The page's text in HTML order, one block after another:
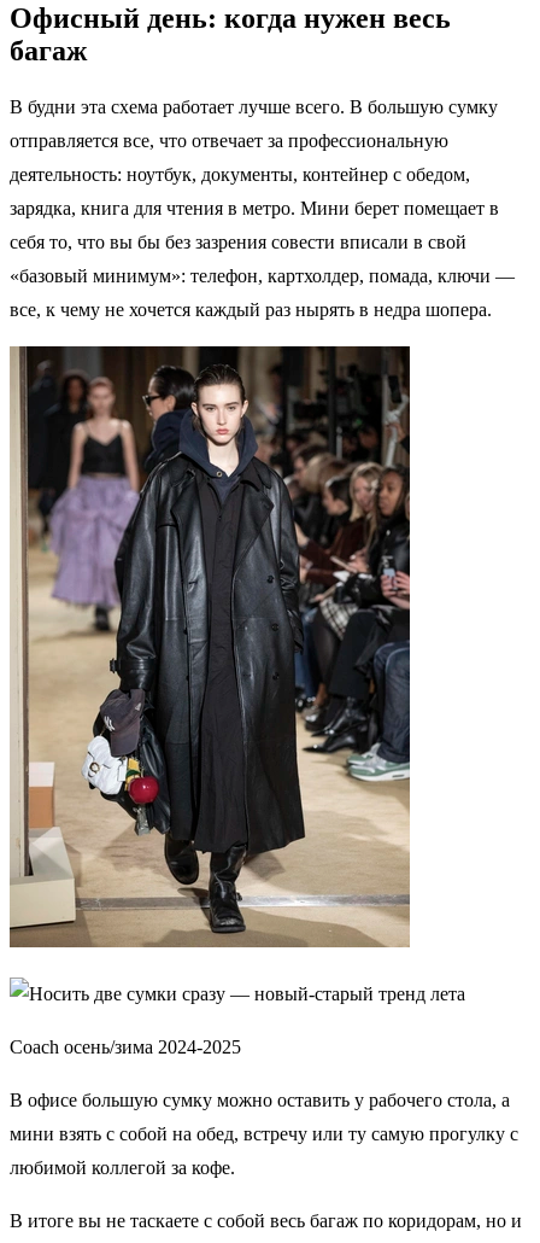
Офисный день: когда нужен весь
багаж
В будни эта схема работает лучше всего. В большую сумку
отправляется все, что отвечает за профессиональную
деятельность: ноутбук, документы, контейнер с обедом,
зарядка, книга для чтения в метро. Мини берет помещает в
себя то, что вы бы без зазрения совести вписали в свой
«базовый минимум»: телефон, картхолдер, помада, ключи —
все, к чему не хочется каждый раз нырять в недра шопера.
Coach осень/зима 2024-2025
В офисе большую сумку можно оставить у рабочего стола, а
мини взять с собой на обед, встречу или ту самую прогулку с
любимой коллегой за кофе.
В итоге вы не таскаете с собой весь багаж по коридорам, но и